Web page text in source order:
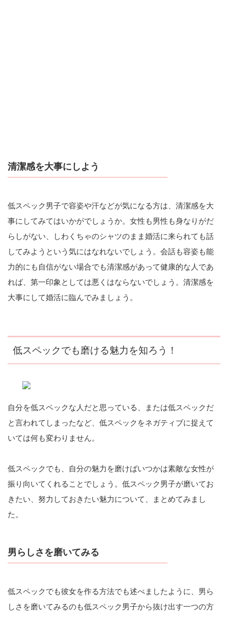
清潔感を大事にしよう
低スペック男子で容姿や汗などが気になる方は、清潔感を大
事にしてみてはいかがでしょうか。女性も男性も身なりがだ
らしがない、しわくちゃのシャツのまま婚活に来られても話
してみようという気にはなれないでしょう。会話も容姿も能
力的にも自信がない場合でも清潔感があって健康的な人であ
れば、第一印象としては悪くはならないでしょう。清潔感を
大事にして婚活に臨んでみましょう。
低スペックでも磨ける魅力を知ろう！
自分を低スペックな人だと思っている、または低スペックだ
と言われてしまったなど、低スペックをネガティブに捉えて
いては何も変わりません。
低スペックでも、自分の魅力を磨けばいつかは素敵な女性が
振り向いてくれることでしょう。低スペック男子が磨いてお
きたい、努力しておきたい魅力について、まとめてみまし
た。
男らしさを磨いてみる
低スペックでも彼女を作る方法でも述べましたように、男ら
しさを磨いてみるのも低スペック男子から抜け出す一つの方